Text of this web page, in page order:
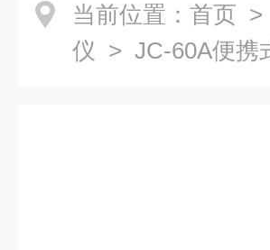
当前位置： 首页 >
仪 > JC-60A便携